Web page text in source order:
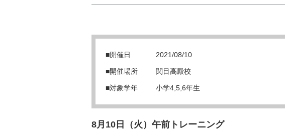
■開催日 2021/08/10
■開催場所 関目高殿校
■対象学年 小学4,5,6年生
8月10日（火）午前トレーニング